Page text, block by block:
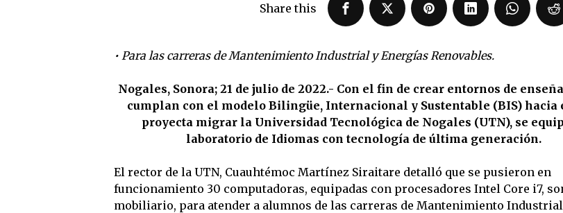
Share this
• Para las carreras de Mantenimiento Industrial y Energías Renovables.
Nogales, Sonora; 21 de julio de 2022.- Con el fin de crear entornos de
cumplan con el modelo Bilingüe, Internacional y Sustentable (BIS) hacia
proyecta migrar la Universidad Tecnológica de Nogales (UTN), se
laboratorio de Idiomas con tecnología de última generación.
El rector de la UTN, Cuauhtémoc Martínez Siraitare detalló que se pusieron en
funcionamiento 30 computadoras, equipadas con procesadores Intel Core i7,
mobiliario, para atender a alumnos de las carreras de Mantenimiento